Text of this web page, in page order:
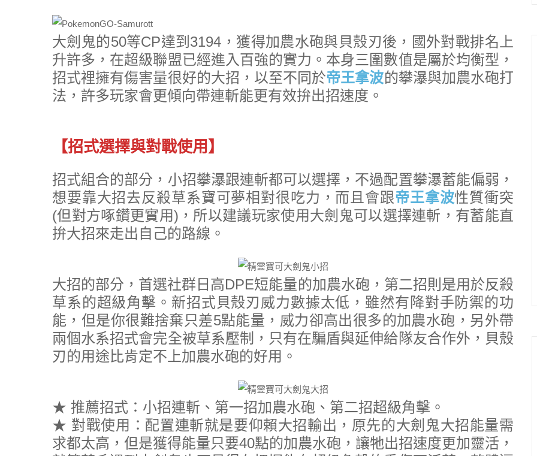
大劍鬼的50等CP達到3194，獲得加農水砲與貝殼刃後，國外對戰排名上
升許多，在超級聯盟已經進入百強的實力。本身三圍數值是屬於均衡型，
招式裡擁有傷害量很好的大招，以至不同於帝王拿波的攀瀑與加農水砲打
法，許多玩家會更傾向帶連斬能更有效拚出招速度。
【招式選擇與對戰使用】
招式組合的部分，小招攀瀑跟連斬都可以選擇，不過配置攀瀑蓄能偏弱，
想要靠大招去反殺草系寶可夢相對很吃力，而且會跟帝王拿波性質衝突
(但對方啄鑽更實用)，所以建議玩家使用大劍鬼可以選擇連斬，有蓄能直
拚大招來走出自己的路線。
大招的部分，首選社群日高DPE短能量的加農水砲，第二招則是用於反殺
草系的超級角擊。新招式貝殼刃威力數據太低，雖然有降對手防禦的功
能，但是你很難捨棄只差5點能量，威力卻高出很多的加農水砲，另外帶
兩個水系招式會完全被草系壓制，只有在騙盾與延伸給隊友合作外，貝殼
刃的用途比肯定不上加農水砲的好用。
★ 推薦招式：小招連斬、第一招加農水砲、第二招超級角擊。
★ 對戰使用：配置連斬就是要仰賴大招輸出，原先的大劍鬼大招能量需
求都太高，但是獲得能量只要40點的加農水砲，讓牠出招速度更加靈活，